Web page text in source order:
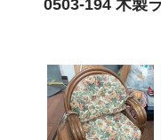
0503-194 木製